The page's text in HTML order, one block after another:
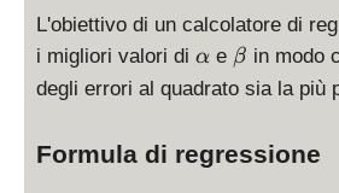
X
\
al
p
+
a
t
Y
i
L'obiettivo di un calcolatore di
i migliori valori di \
a
h
α e \
b
a
β in modo
degli errori al quadrato sia la più
Formula di regressione